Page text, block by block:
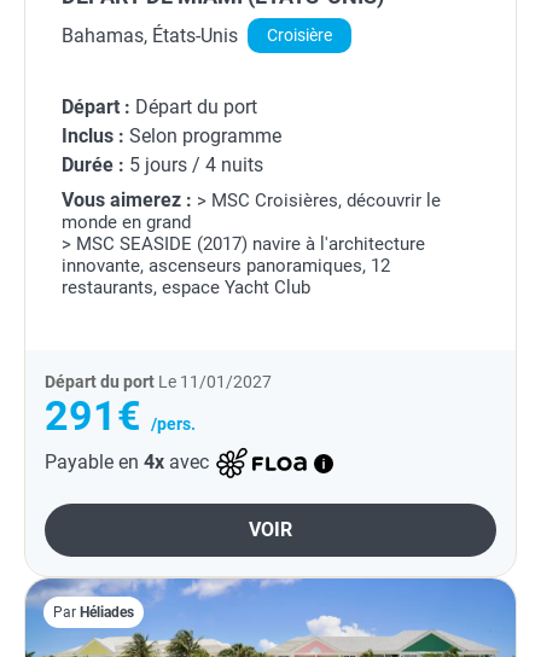
Bahamas, États-Unis Croisière
Départ : Départ du port
Inclus : Selon programme
Durée : 5 jours / 4 nuits
Vous aimerez : > MSC Croisières, découvrir le
monde en grand
> MSC SEASIDE (2017) navire à l'architecture
innovante, ascenseurs panoramiques, 12
restaurants, espace Yacht Club
Départ du port Le 11/01/2027
291€ /pers.
Payable en 4x avec
VOIR
Par Héliades